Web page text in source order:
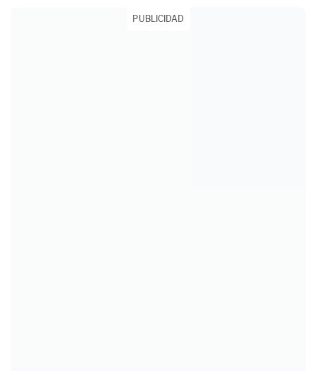
PUBLICIDAD